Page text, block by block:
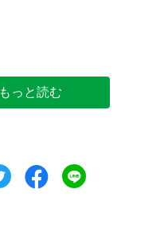
もっと読む
ツイートシェア